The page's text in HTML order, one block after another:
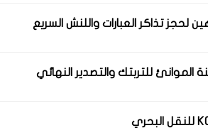
لحجز تذاكر العبارات واللنش السريع
للتربتك والتصدير النهائي